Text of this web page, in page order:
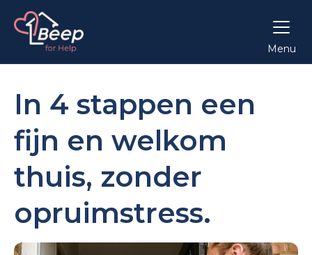
Menu
In 4 stappen een
fijn en welkom
thuis, zonder
opruimstress.